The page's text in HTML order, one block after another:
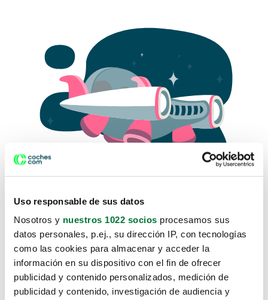
Uso responsable de sus datos
Nosotros y nuestros 1022 socios procesamos sus
datos personales, p.ej., su dirección IP, con tecnologías
como las cookies para almacenar y acceder la
información en su dispositivo con el fin de ofrecer
publicidad y contenido personalizados, medición de
publicidad y contenido, investigación de audiencia y
Lo sentimos, no sabemos como
te hemos traido hasta aquí.